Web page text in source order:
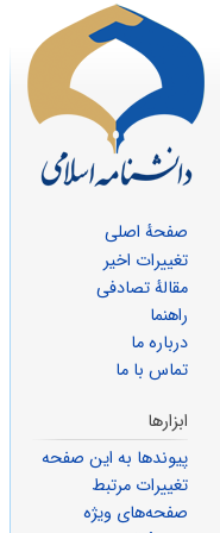
صفحهٔ اصلی
تغییرات اخیر
مقالهٔ تصادفی
راهنما
درباره ما
تماس با ما
ابزارها
پیوندها به این صفحه
تغییرات مرتبط
صفحه‌های ویژه